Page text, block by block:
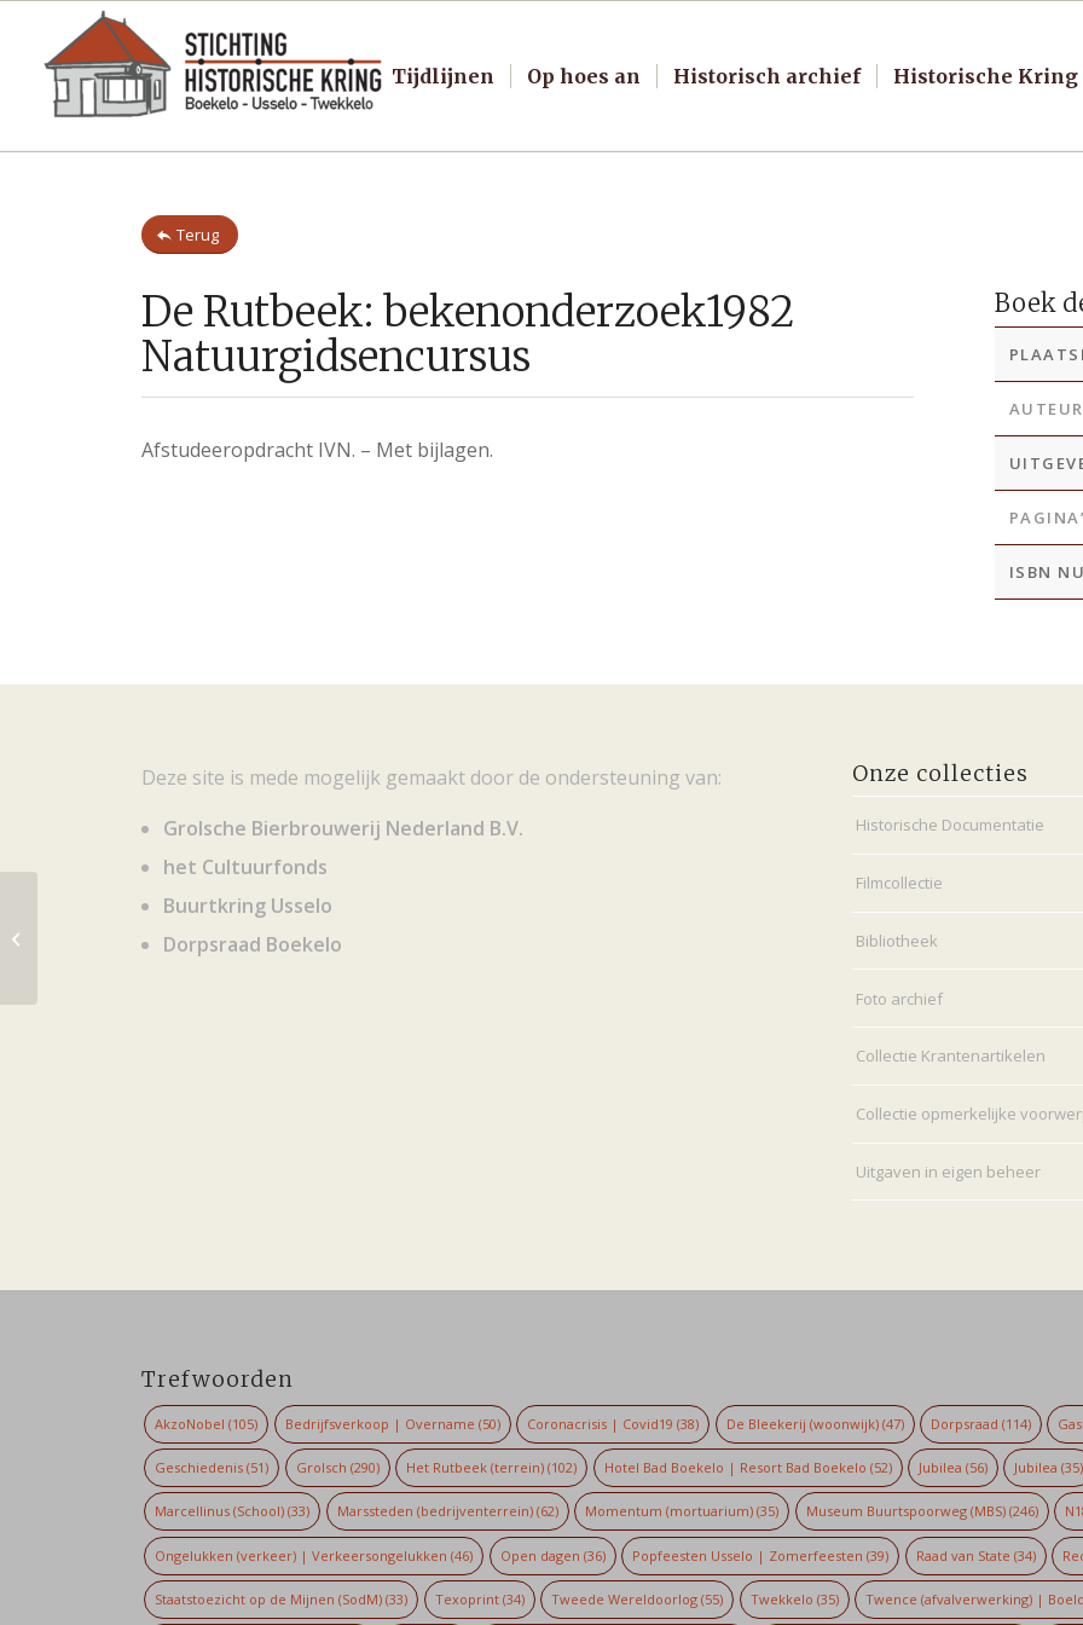
Tijdlijnen Op hoes an Historisch archief Historische Kring
Terug
De Rutbeek: bekenonderzoek1982
Natuurgidsencursus
Afstudeeropdracht IVN. – Met bijlagen.
Boek
AUTEUR
ISBN
Deze site is mede mogelijk gemaakt door de ondersteuning van:
Grolsche Bierbrouwerij Nederland B.V.
het Cultuurfonds
Buurtkring Usselo
Dorpsraad Boekelo
Onze collecties
Historische Documentatie
Filmcollectie
Bibliotheek
Foto archief
Collectie Krantenartikelen
Collectie opmerkelijke
Uitgaven in eigen beheer
Trefwoorden
AkzoNobel (105) Bedrijfsverkoop | Overname (50) Coronacrisis | Covid19 (38) De Bleekerij (woonwijk)(47) Dorpsraad (114)
Geschiedenis (51) Grolsch (290) Het Rutbeek (terrein) (102) Hotel Bad Boekelo | Resort Bad Boekelo (52) Jubilea (56) Jubilea (35)
Marcellinus (School) (33) Marssteden (bedrijventerrein)(62) Momentum (mortuarium) (35) Museum Buurtspoorweg (MBS)(246)
Ongelukken (verkeer) | Verkeersongelukken (46) Open dagen (36) Popfeesten Usselo | Zomerfeesten (39) Raad van State (34)
Staatstoezicht op de Mijnen (SodM) (33) Texoprint(34) Tweede Wereldoorlog (55) Twekkelo (35) Twence (afvalverwerking) |
Van Vlissingen & Co’s gedenkboek
1846 – 1946: honderd jaren...